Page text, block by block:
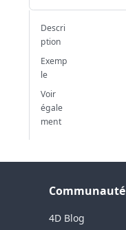
Descri
ption
Exemp
le
Voir
égale
ment
Communauté
4D Blog